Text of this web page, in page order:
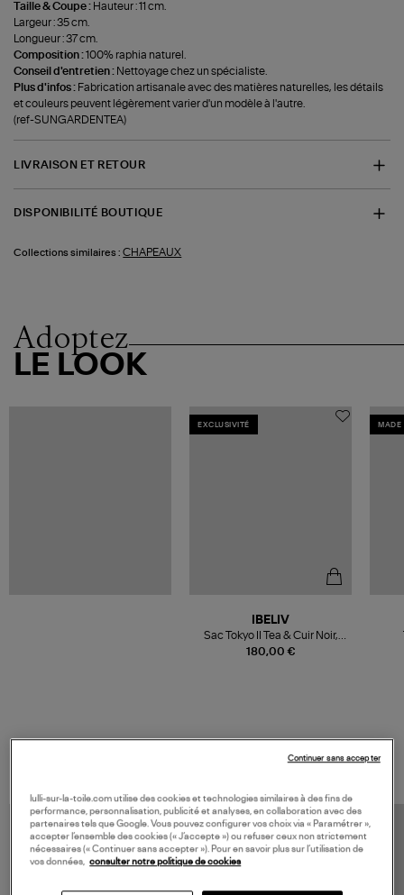
Taille & Coupe : Hauteur : 11 cm.
Largeur : 35 cm.
Longueur : 37 cm.
Composition :100% raphia naturel.
Conseil d'entretien : Nettoyage chez un spécialiste.
Plus d'infos : Fabrication artisanale avec des matières naturelles, les détails
et couleurs peuvent légèrement varier d'un modèle à l'autre.
(ref-SUNGARDENTEA)
LIVRAISON ET RETOUR
DISPONIBILITÉ BOUTIQUE
Collections similaires : CHAPEAUX
Adoptez
LE LOOK
EXCLUSIVITÉ
180,00 €
IBELIV
Sac Tokyo II Tea & Cuir Noir,
Exclusivité Lulli
MADE
lulli-sur-la-toile.com utilise des cookies et technologies similaires à des fins de
performance, personnalisation, publicité et analyses, en collaboration avec des
partenaires tels que Google. Vous pouvez configurer vos choix via « Paramétrer »,
accepter l’ensemble des cookies (« J’accepte ») ou refuser ceux non strictement
nécessaires (« Continuer sans accepter »). Pour en savoir plus sur l’utilisation de
vos données, consulter notre politique de cookies
Continuer sans accepter